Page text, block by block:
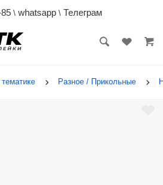
\ whatsapp\ Телеграм
Разное / Прикольные